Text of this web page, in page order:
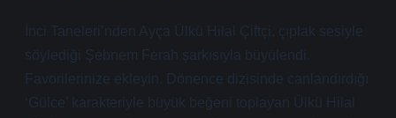
İnci Taneleri’nden Ayça Ülkü Hilal Çiftçi, çıplak sesiyle
söylediği Şebnem Ferah şarkısıyla büyülendi.
Favorilerinize ekleyin. Dönence dizisinde canlandırdığı
‘Gülce’ karakteriyle büyük beğeni toplayan Ülkü Hilal